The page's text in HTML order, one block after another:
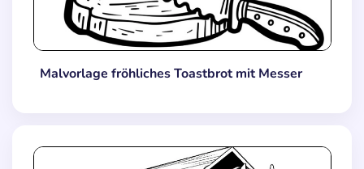
Malvorlage fröhliches Toastbrot mit Messer